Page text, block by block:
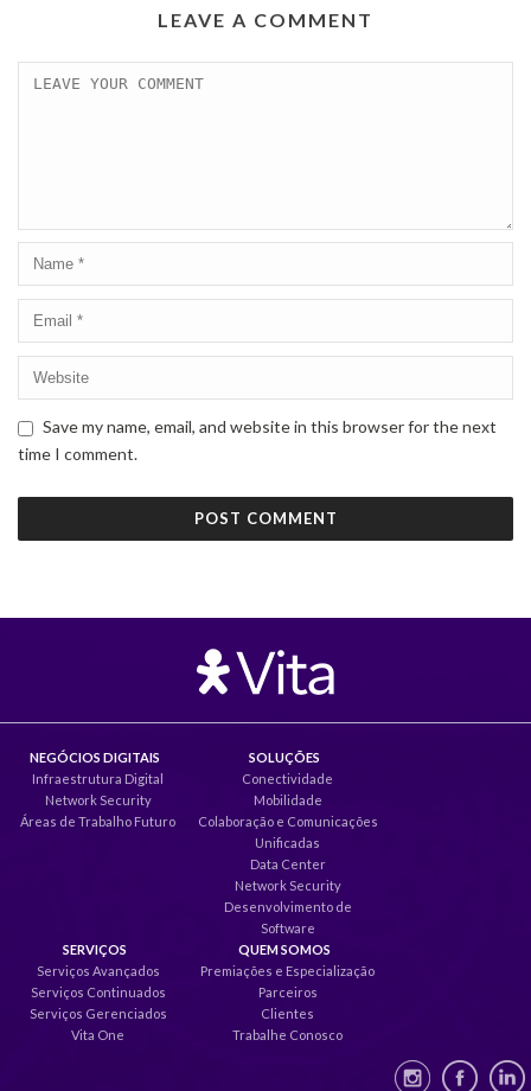
LEAVE A COMMENT
Save my name, email, and website in this browser for the next
time I comment.
NEGÓCIOS DIGITAIS
Infraestrutura Digital
Network Security
Áreas de Trabalho Futuro
SOLUÇÕES
Conectividade
Mobilidade
Colaboração e Comunicações
Unificadas
Data Center
Network Security
Desenvolvimento de
Software
SERVIÇOS
Serviços Avançados
Serviços Continuados
Serviços Gerenciados
Vita One
QUEM SOMOS
Premiações e Especialização
Parceiros
Clientes
Trabalhe Conosco